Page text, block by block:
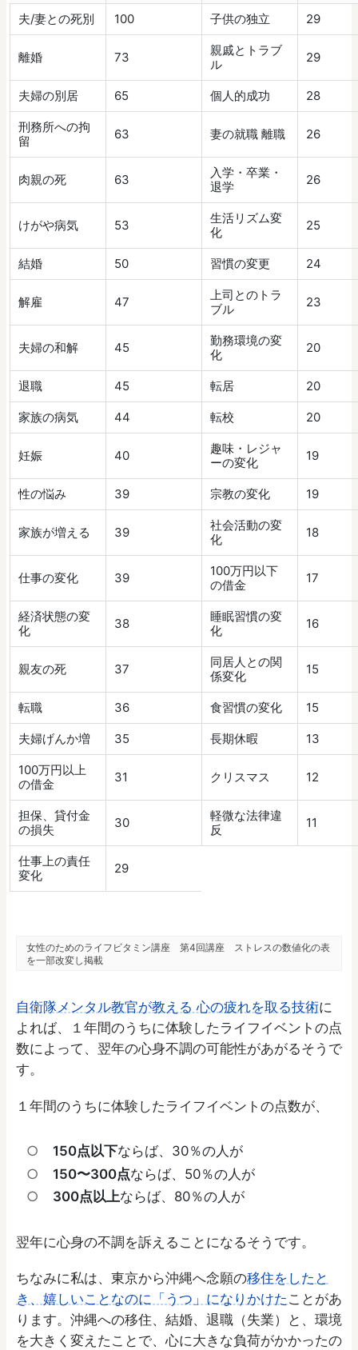
夫/妻との死別 100 子供の独立 29
離婚 73
親戚とトラブ
ル
29
夫婦の別居 65 個人的成功 28
刑務所への拘
留
63 妻の就職 離職 26
肉親の死 63
入学・卒業・
退学
26
けがや病気 53
生活リズム変
化
25
結婚 50 習慣の変更 24
解雇 47
上司とのトラ
ブル
23
夫婦の和解 45
勤務環境の変
化
20
退職 45 転居 20
家族の病気 44 転校 20
妊娠 40
趣味・レジャ
ーの変化
19
性の悩み 39 宗教の変化 19
家族が増える 39
社会活動の変
化
18
仕事の変化 39
100万円以下
の借金
17
経済状態の変
化
38
睡眠習慣の変
化
16
親友の死 37
同居人との関
係変化
15
転職 36 食習慣の変化 15
夫婦げんか増 35 長期休暇 13
100万円以上
の借金
31 クリスマス 12
担保、貸付金
の損失
30
軽微な法律違
反
11
仕事上の責任
変化
29
女性のためのライフビタミン講座 第4回講座 ストレスの数値化の表
を一部改変し掲載
自衛隊メンタル教官が教える 心の疲れを取る技術に
よれば、１年間のうちに体験したライフイベントの点
数によって、翌年の心身不調の可能性があがるそうで
す。
１年間のうちに体験したライフイベントの点数が、
150点以下ならば、30％の人が
150〜300点ならば、50％の人が
300点以上ならば、80％の人が
翌年に心身の不調を訴えることになるそうです。
ちなみに私は、東京から沖縄へ念願の移住をしたと
き、嬉しいことなのに「うつ」になりかけた ことがあ
ります。沖縄への移住、結婚、退職（失業）と、環境
を大きく変えたことで、心に大きな負荷がかかったの